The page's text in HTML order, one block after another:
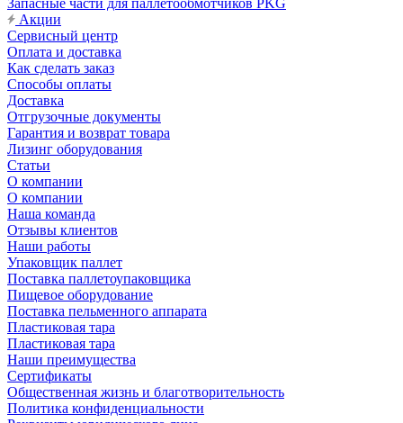
Запасные части для паллетообмотчиков PKG
Акции
Сервисный центр
Оплата и доставка
Как сделать заказ
Способы оплаты
Доставка
Отгрузочные документы
Гарантия и возврат товара
Лизинг оборудования
Статьи
О компании
О компании
Наша команда
Отзывы клиентов
Наши работы
Упаковщик паллет
Поставка паллетоупаковщика
Пищевое оборудование
Поставка пельменного аппарата
Пластиковая тара
Пластиковая тара
Наши преимущества
Сертификаты
Общественная жизнь и благотворительность
Политика конфиденциальности